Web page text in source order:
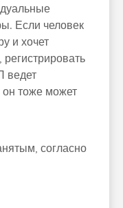
Если человек
и хочет
ведет
он тоже может
согласно